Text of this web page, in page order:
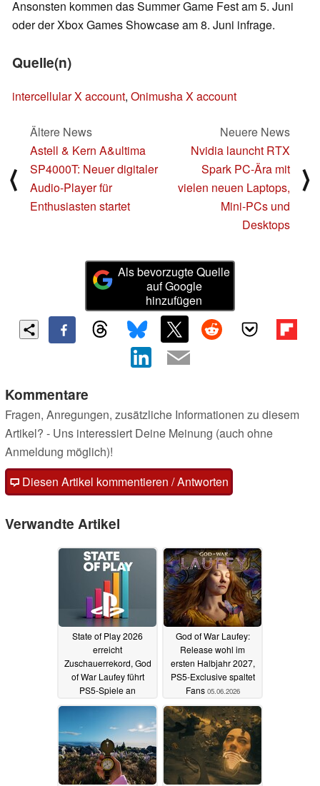
Ansonsten kommen das Summer Game Fest am 5. Juni
oder der Xbox Games Showcase am 8. Juni infrage.
Quelle(n)
intercellular X account, Onimusha X account
⟨
Ältere News
Astell & Kern A&ultima
SP4000T: Neuer digitaler
Audio-Player für
Enthusiasten startet
Neuere News
Nvidia launcht RTX
Spark PC-Ära mit
vielen neuen Laptops,
Mini-PCs und
Desktops
⟩
Als bevorzugte Quelle
auf Google
hinzufügen
Kommentare
Fragen, Anregungen, zusätzliche Informationen zu diesem
Artikel? - Uns interessiert Deine Meinung (auch ohne
Anmeldung möglich)!
Diesen Artikel kommentieren / Antworten
Verwandte Artikel
State of Play 2026
erreicht
Zuschauerrekord, God
of War Laufey führt
PS5-Spiele an
05.06.2026
God of War Laufey:
Release wohl im
ersten Halbjahr 2027,
PS5-Exclusive spaltet
Fans 05.06.2026